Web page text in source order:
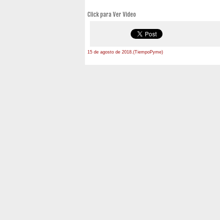
Click para Ver Video
15 de agosto de 2018.(TiempoPyme)